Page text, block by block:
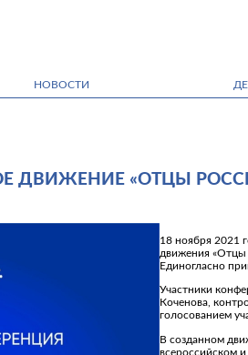
НОВОСТИ
ДВИЖЕНИЕ «ОТЦЫ
18 ноября 2021
движения «Отцы
Единогласно
Участники
Коченова,
голосованием
В созданном
всероссийском